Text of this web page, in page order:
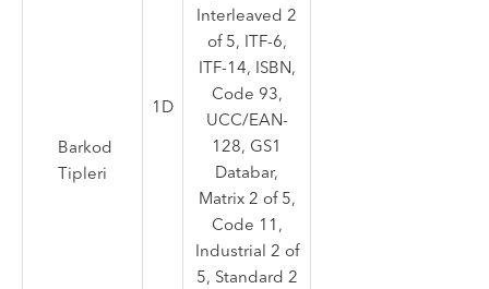
Barkod
Tipleri
1D
Interleaved 2
of 5, ITF-6,
ITF-14, ISBN,
Code 93,
UCC/EAN-
128, GS1
Databar,
Matrix 2 of 5,
Code 11,
Industrial 2 of
5, Standard 2